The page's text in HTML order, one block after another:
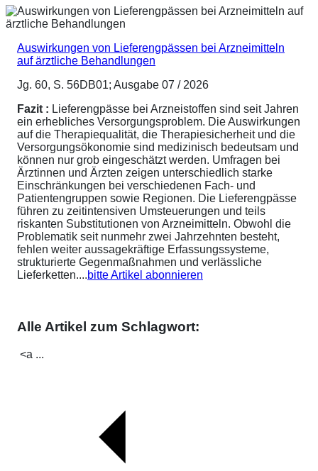
Auswirkungen von Lieferengpässen bei Arzneimitteln
auf ärztliche Behandlungen
Jg. 60, S. 56DB01; Ausgabe 07 / 2026
Fazit : Lieferengpässe bei Arzneistoffen sind seit Jahren
ein erhebliches Versorgungsproblem. Die Auswirkungen
auf die Therapiequalität, die Therapiesicherheit und die
Versorgungsökonomie sind medizinisch bedeutsam und
können nur grob eingeschätzt werden. Umfragen bei
Ärztinnen und Ärzten zeigen unterschiedlich starke
Einschränkungen bei verschiedenen Fach- und
Patientengruppen sowie Regionen. Die Lieferengpässe
führen zu zeitintensiven Umsteuerungen und teils
riskanten Substitutionen von Arzneimitteln. Obwohl die
Problematik seit nunmehr zwei Jahrzehnten besteht,
fehlen weiter aussagekräftige Erfassungssysteme,
strukturierte Gegenmaßnahmen und verlässliche
Lieferketten....bitte Artikel abonnieren
Alle Artikel zum Schlagwort:
<a ...